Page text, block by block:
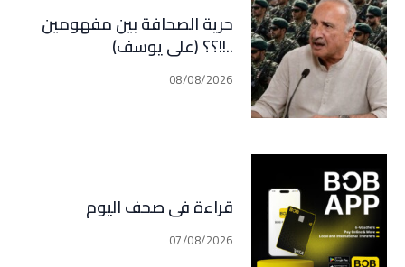
حرية الصحافة بين مفهومين
..!!؟؟ (علي يوسف)
08/08/2026
قراءة في صحف اليوم
07/08/2026